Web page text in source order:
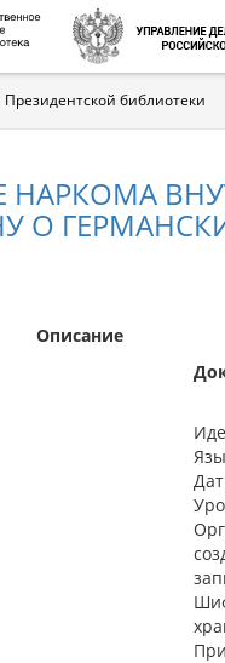
библиотеки
О
Описание